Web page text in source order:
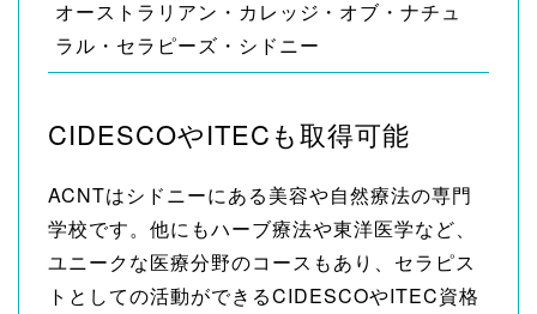
オーストラリアン・カレッジ・オブ・ナチュ
ラル・セラピーズ・シドニー
CIDESCOやITECも取得可能
ACNTはシドニーにある美容や自然療法の専門
学校です。他にもハーブ療法や東洋医学など、
ユニークな医療分野のコースもあり、セラピス
トとしての活動ができるCIDESCOやITEC資格